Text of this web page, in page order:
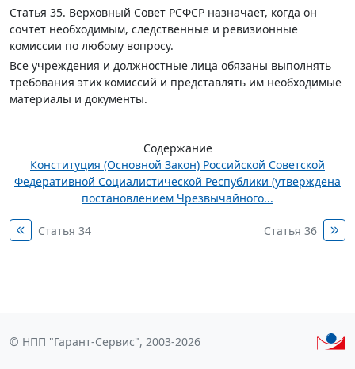
Статья 35. Верховный Совет РСФСР назначает, когда он
сочтет необходимым, следственные и ревизионные
комиссии по любому вопросу.
Все учреждения и должностные лица обязаны выполнять
требования этих комиссий и представлять им необходимые
материалы и документы.
Содержание
Конституция (Основной Закон) Российской Советской
Федеративной Социалистической Республики (утверждена
постановлением Чрезвычайного...
Статья 34 Статья 36
© НПП "Гарант-Сервис", 2003-2026